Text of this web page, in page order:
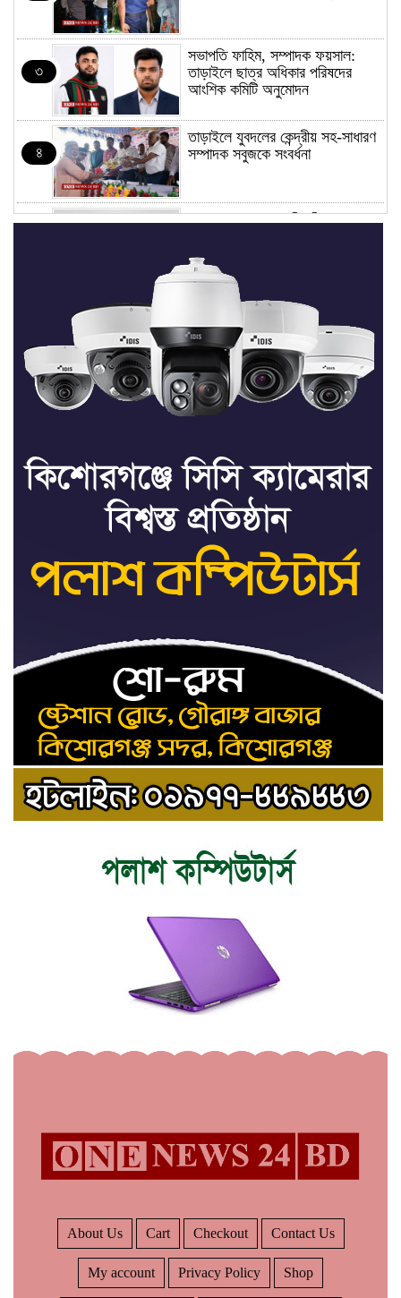
৩
সভাপতি ফাহিম, সম্পাদক ফয়সাল:
তাড়াইলে ছাত্র অধিকার পরিষদের
আংশিক কমিটি অনুমোদন
৪
তাড়াইলে যুবদলের কেন্দ্রীয় সহ-সাধারণ
সম্পাদক সবুজকে সংবর্ধনা
৪ মন্ত্রণালয়ে নতুন সচিব নিয়োগ, ২
শেখ হাসিনার সঙ্গে পালানোর ফ্লাইট
কীভাবে মিস করেছিলেন সালমান এফ
রহমান
৭
ভাত রান্নার সময় নরম হয়ে গেলে কী
করবেন
৮
মৃত্যুদণ্ড বাদ না দেওয়ায়
প্রত্যক্ষদর্শীদের তথ্য দেয়নি জাতিসংঘ:
ট্রাইব্যুনালকে প্রসিকিউটর
৯
তাড়াইলে রাউতি মানবসেবা ফাউন্ডেশনের
আয়োজনে কাফন-দাফন বিষয়ক বিশেষ
প্রশিক্ষণ কর্মশালা
About Us Cart Checkout Contact Us
My account Privacy Policy Shop